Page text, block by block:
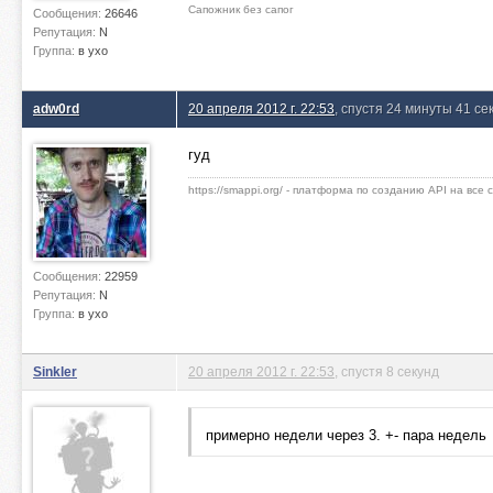
Сообщения: 26646
Репутация: N
Группа: в ухо
Сапожник без сапог
adw0rd
Сообщения: 22959
Репутация: N
Группа: в ухо
20 апреля 2012 г. 22:53 , спустя 24 минуты 41
гуд
https://smappi.org/ - платформа по созданию API на все
Sinkler 20 апреля 2012 г. 22:53 , спустя 8 секунд
примерно недели через 3. +- пара недель